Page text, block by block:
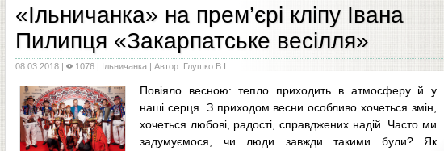
«Ільничанка» на прем’єрі кліпу Івана
Пилипця «Закарпатське весілля»
08.03.2018 | 1076 | Ільничанка | Автор: Глушко В.І.
Повіяло весною: тепло приходить в атмосферу й у
наші серця. З приходом весни особливо хочеться змін,
хочеться любові, радості, справджених надій. Часто ми
задумуємося, чи люди завжди такими були? Як